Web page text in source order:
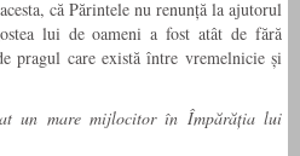
că Părintele nu renunță la ajutorul
lui de oameni a fost atât de fără
pragul care există între vremelnicie și
un mare mijlocitor în Împărăția lui